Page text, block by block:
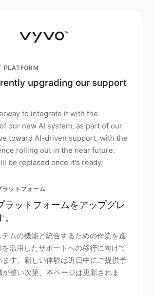
PLATFORM
upgrading our support
to integrate it with the
our new AI system, as part of our
toward AI-driven support, with the
rolling out in the near future.
be replaced once it's ready.
ラットフォーム
ラットフォームをアップグレ
ムの機能と統合するための作業を進
活用したサポートへの移行に向けて
す。新しい体験は近日中にご提供予
整い次第、本ページは更新されま